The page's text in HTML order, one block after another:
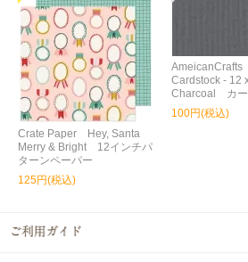
Crate Paper Hey, Santa
Merry & Bright 12インチパ
ターンペーパー
125円(税込)
Cardstock - 12
Charcoal カー
100円(税込)